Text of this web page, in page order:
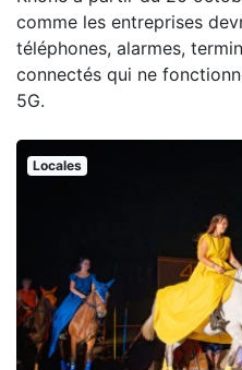
comme les entreprises
téléphones, alarmes,
connectés qui ne
5G.
Locales